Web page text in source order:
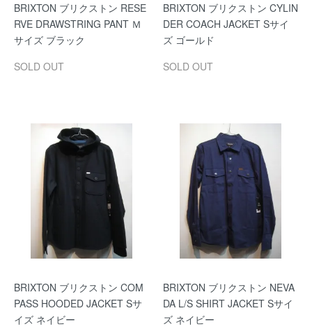
BRIXTON ブリクストン RESE
RVE DRAWSTRING PANT Ｍ
サイズ ブラック
SOLD OUT
BRIXTON ブリクストン CYLIN
DER COACH JACKET Sサイ
ズ ゴールド
SOLD OUT
BRIXTON ブリクストン COM
PASS HOODED JACKET Sサ
イズ ネイビー
BRIXTON ブリクストン NEVA
DA L/S SHIRT JACKET Sサイ
ズ ネイビー